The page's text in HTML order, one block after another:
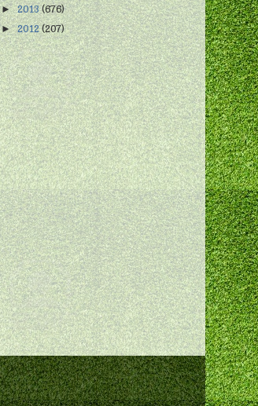
►2013(676)
►2012(207)